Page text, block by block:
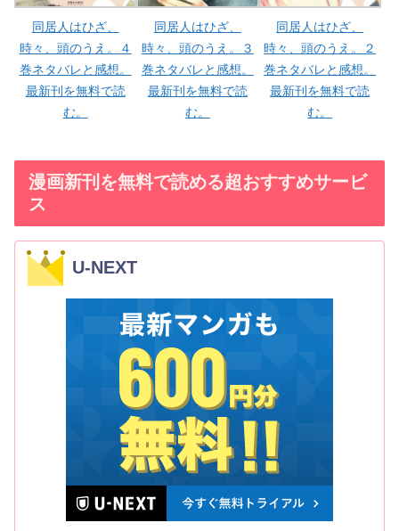
同居人はひざ、
時々、頭のうえ。４
巻ネタバレと感想。
最新刊を無料で読
む。
同居人はひざ、
時々、頭のうえ。３
巻ネタバレと感想。
最新刊を無料で読
む。
同居人はひざ、
時々、頭のうえ。２
巻ネタバレと感想。
最新刊を無料で読
む。
漫画新刊を無料で読める超おすすめサービ
ス
U-NEXT